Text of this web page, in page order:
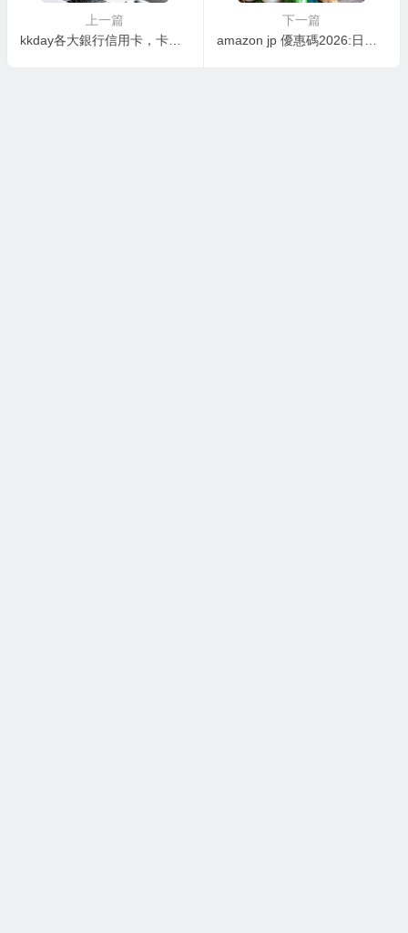
上一篇
kkday各大銀行信用卡，卡友指定頁面活動優惠碼:Visa卡友日韓冬滑雪、泡湯等限定行程商品9折/國泰世華銀行日韓、澳洲等體驗8折起/花旗銀行Master Card日韓指定行程最高88折起
下一篇
amazon jp 優惠碼2026:日本亞馬遜3/23-3/25限時促銷祭